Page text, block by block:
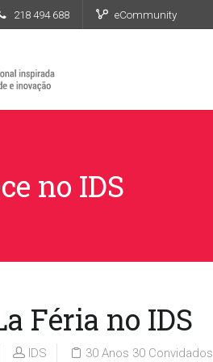
218 494 688 eCommunity
no IDS
Féria no IDS
IDS 30 Anos 30 Convidados